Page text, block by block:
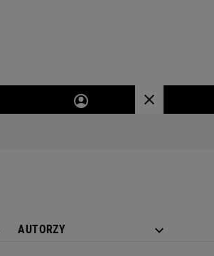
AUTORZY